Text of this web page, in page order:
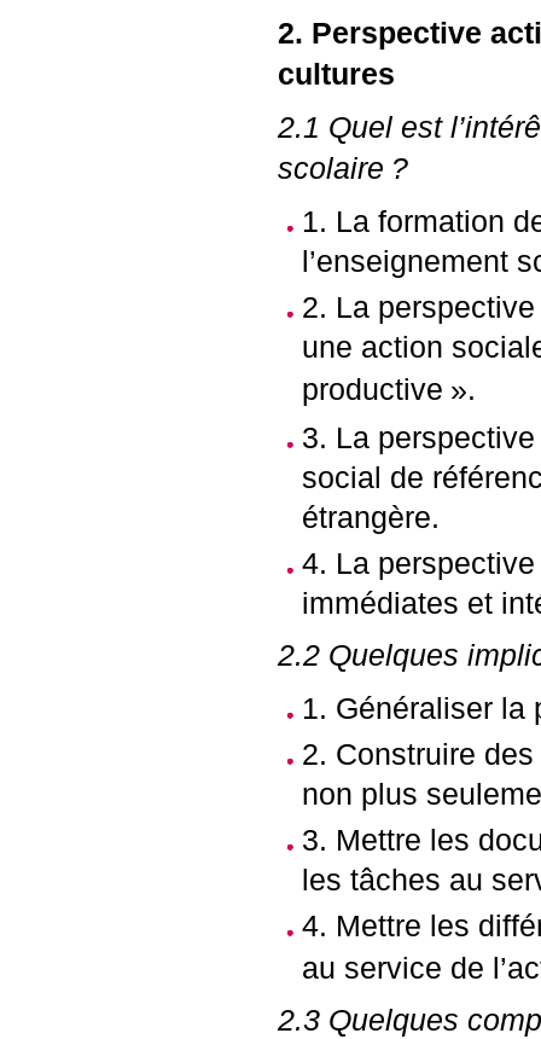
2. Perspective
cultures
2.1 Quel est
scolaire ?
1. La formation
l’enseignement
2. La
une action
productive ».
3. La
social de
étrangère.
4. La
immédiates et
2.2 Quelques
1. Généraliser la
2. Construire
non plus
3. Mettre les
les tâches au
4. Mettre les
au service de
2.3 Quelques